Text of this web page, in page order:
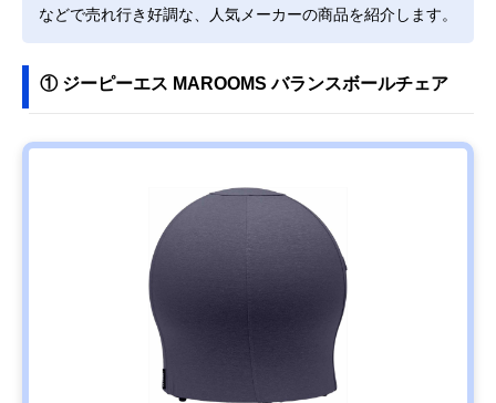
などで売れ行き好調な、人気メーカーの商品を紹介します。
① ジーピーエス MAROOMS バランスボールチェア